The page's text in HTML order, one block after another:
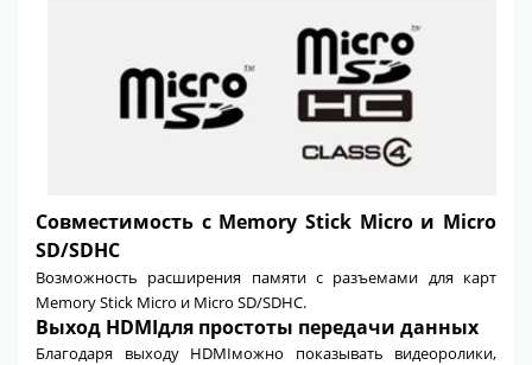
Совместимость с Memory Stick Micro и Micro
SD/SDHC
Возможность расширения памяти с разъемами для карт
Memory Stick Micro и Micro SD/SDHC.
Выход HDMIдля простоты передачи данных
Благодаря выходу HDMIможно показывать видеоролики,